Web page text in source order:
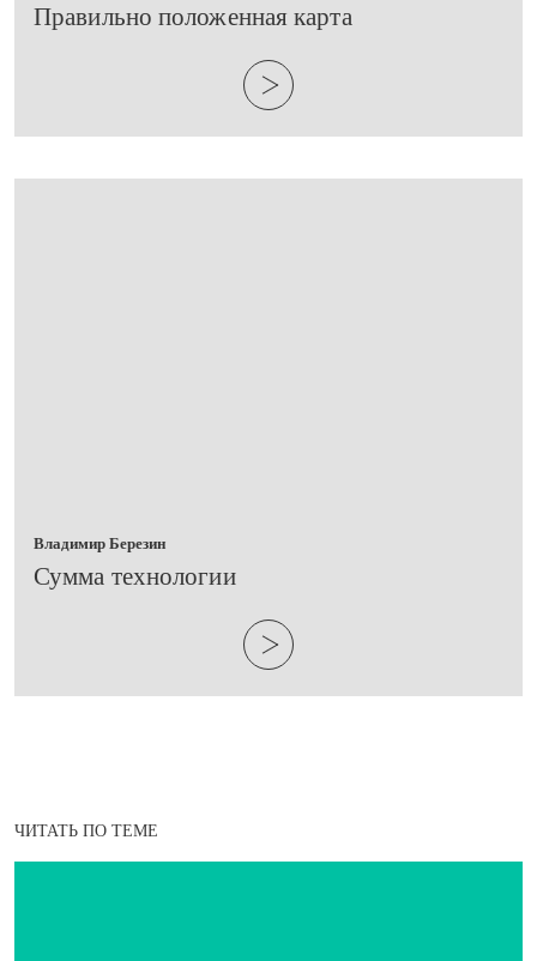
​Правильно положенная карта
Владимир Березин
​Сумма технологии
ЧИТАТЬ ПО ТЕМЕ